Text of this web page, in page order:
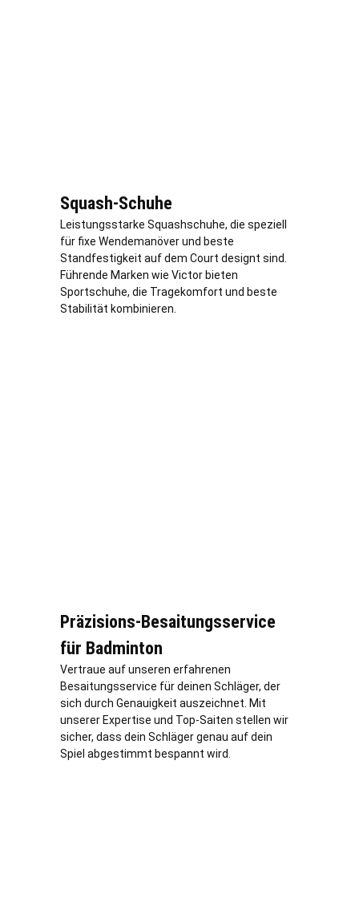
Squash-Schuhe
Leistungsstarke Squashschuhe, die speziell
für fixe Wendemanöver und beste
Standfestigkeit auf dem Court designt sind.
Führende Marken wie Victor bieten
Sportschuhe, die Tragekomfort und beste
Stabilität kombinieren.
Präzisions-Besaitungsservice
für Badminton
Vertraue auf unseren erfahrenen
Besaitungsservice für deinen Schläger, der
sich durch Genauigkeit auszeichnet. Mit
unserer Expertise und Top-Saiten stellen wir
sicher, dass dein Schläger genau auf dein
Spiel abgestimmt bespannt wird.